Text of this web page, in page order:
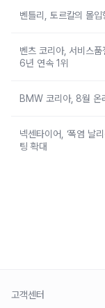
벤틀리, 토르칼의 몰입
벤츠 코리아, 서비스
6년 연속 1위
BMW 코리아, 8월 온
넥센타이어, ‘폭염 날
팅 확대
고객센터